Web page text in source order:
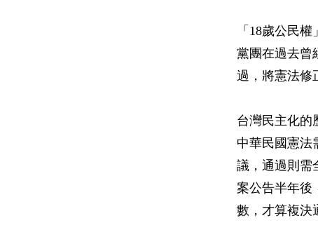
「18歲公民
黨團在過去曾
過，將憲法修
台灣民主化的
中華民國憲法
議，通過則需
案公告半年後
數，才算複決